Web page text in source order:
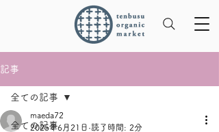
記事
全ての記事
全ての記事
maeda72
2025年6月21日 読了時間: 2分